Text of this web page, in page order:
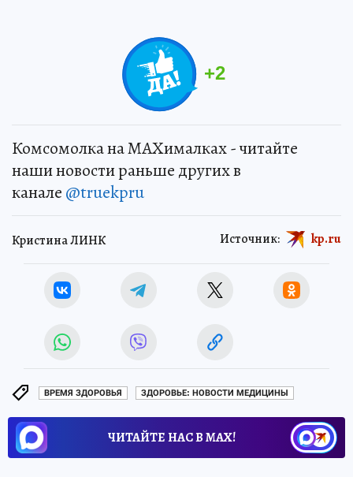
+2
Комсомолка на MAXималках - читайте
наши новости раньше других в
канале @truekpru
Кристина ЛИНК Источник: kp.ru
ВРЕМЯ ЗДОРОВЬЯ ЗДОРОВЬЕ: НОВОСТИ МЕДИЦИНЫ
ЧИТАЙТЕ НАС В МАХ!